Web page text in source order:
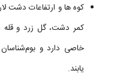
کوه ها و ارتفاعات دشت
کمر دشت، گل زرد و
خاصی دارد و
یابند.